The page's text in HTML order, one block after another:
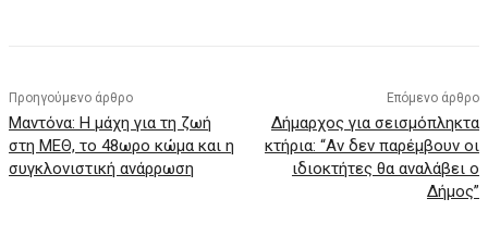
Προηγούμενο άρθρο
Μαντόνα: Η μάχη για τη ζωή
στη ΜΕΘ, το 48ωρο κώμα και η
συγκλονιστική ανάρρωση
Επόμενο άρθρο
Δήμαρχος για σεισμόπληκτα
κτήρια: “Αν δεν παρέμβουν οι
ιδιοκτήτες θα αναλάβει ο
Δήμος”